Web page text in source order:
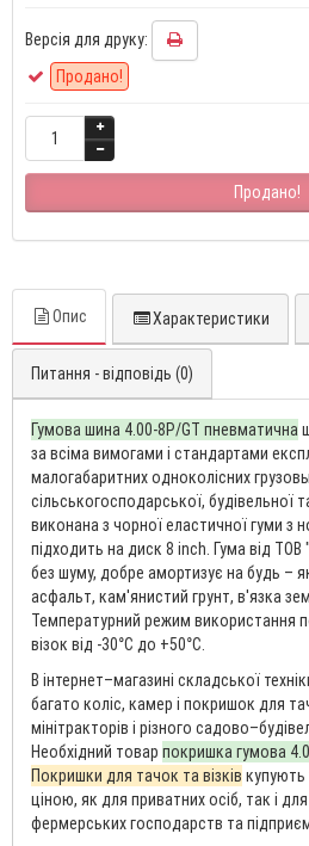
Версія для друку:
Продано!
Продано!
Опис Характеристики
Питання - відповідь (0)
Гумова шина 4.00-8P/GT пневматична
за всіма вимогами і стандартами
малогабаритних одноколісних
сільськогосподарської, будівельної
виконана з чорної еластичної гуми з
підходить на диск 8 inch. Гума від
без шуму, добре амортизує на будь –
асфальт, кам'янистий грунт, в'язка
Температурний режим використання
візок від -30°С до +50°С.
В інтернет–магазині складської
багато коліс, камер і покришок для
мінітракторів і різного
Необхідний товар покришка гумова
Покришки для тачок та візків купують
ціною, як для приватних осіб, так і
фермерських господарств та